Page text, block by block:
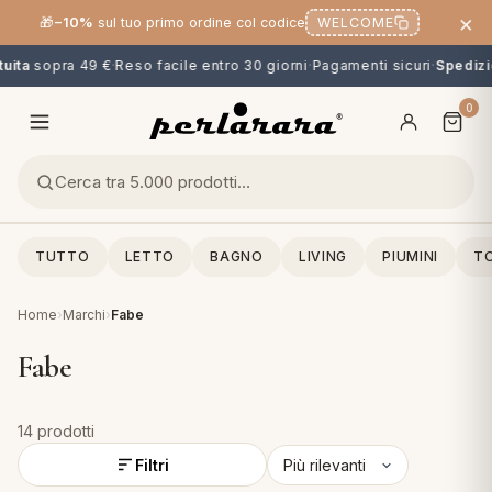
🎁−10% sul tuo primo ordine col codice WELCOME ×
sopra 49 € ·Reso facile entro 30 giorni·Pagamenti sicuri·
0
TUTTO LETTO BAGNO LIVING PIUMINI
& CUSCINI
CALCIO & CARTOONS
Home›Marchi›Fabe
Fabe
Filtri
14 prodotti